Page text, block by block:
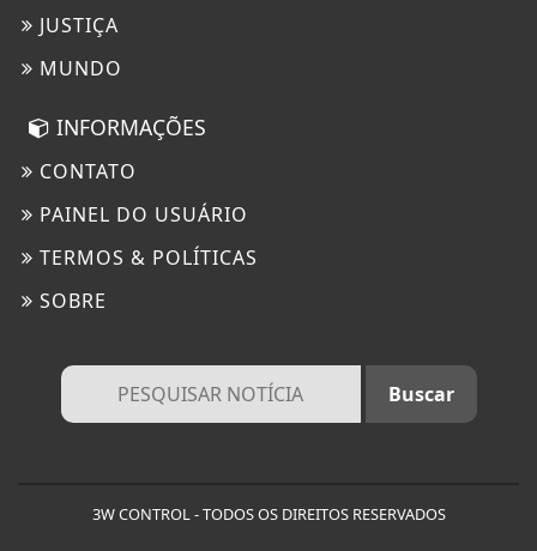
JUSTIÇA
MUNDO
INFORMAÇÕES
CONTATO
PAINEL DO USUÁRIO
TERMOS & POLÍTICAS
SOBRE
3W CONTROL - TODOS OS DIREITOS RESERVADOS